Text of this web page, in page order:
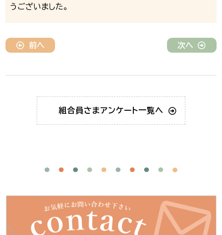
うございました。
前へ 次へ
組合員さまアンケート一覧へ